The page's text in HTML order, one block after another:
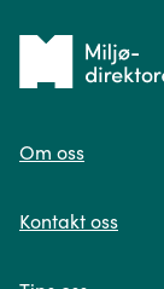
Tilbake
forsiden
Om oss
Kontakt oss